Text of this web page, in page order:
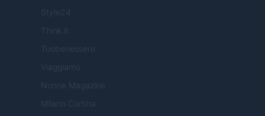
Style24
Think.it
Tuobenessere
Viaggiamo
Nonne Magazine
Milano Cortina